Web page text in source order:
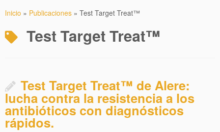
CONÓCENOS
NUESTROS PRODUCTOS
Inicio » Publicaciones » Test Target Treat™
Test Target Treat™
Test Target Treat™ de Alere:
lucha contra la resistencia a los
antibióticos con diagnósticos
rápidos.